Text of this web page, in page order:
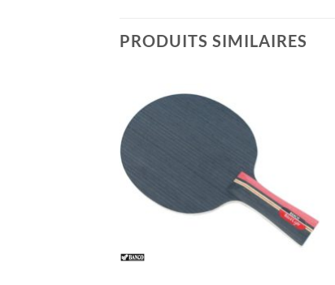
PRODUITS SIMILAIRES